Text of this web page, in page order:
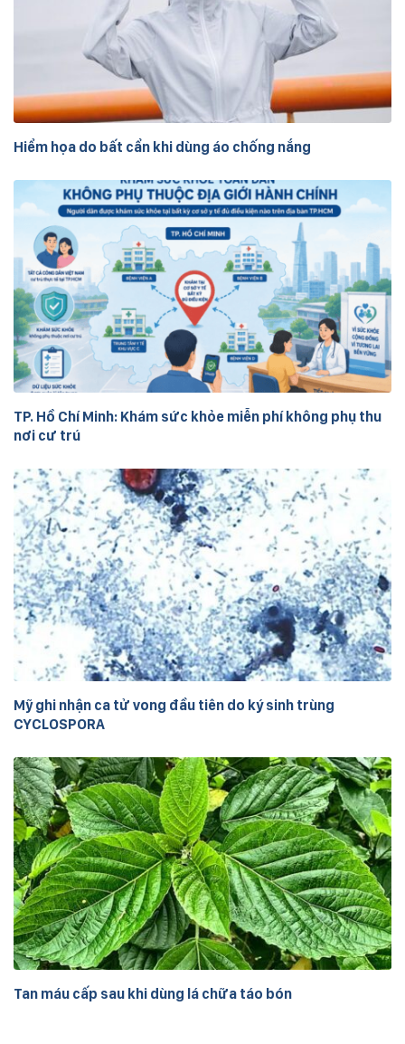
Hiểm họa do bất cẩn khi dùng áo chống nắng
TP. Hồ Chí Minh: Khám sức khỏe miễn phí không phụ thu
nơi cư trú
Mỹ ghi nhận ca tử vong đầu tiên do ký sinh trùng
CYCLOSPORA
Tan máu cấp sau khi dùng lá chữa táo bón